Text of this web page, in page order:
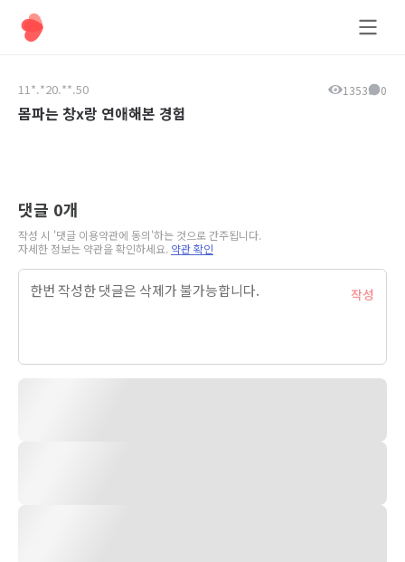
올데이팅
11*.*20.**.50 1353 0
몸파는 창x랑 연애해본 경험
댓글 0개
작성 시 '댓글 이용약관에 동의'하는 것으로 간주됩니다.
자세한 정보는 약관을 확인하세요. 약관 확인
작성